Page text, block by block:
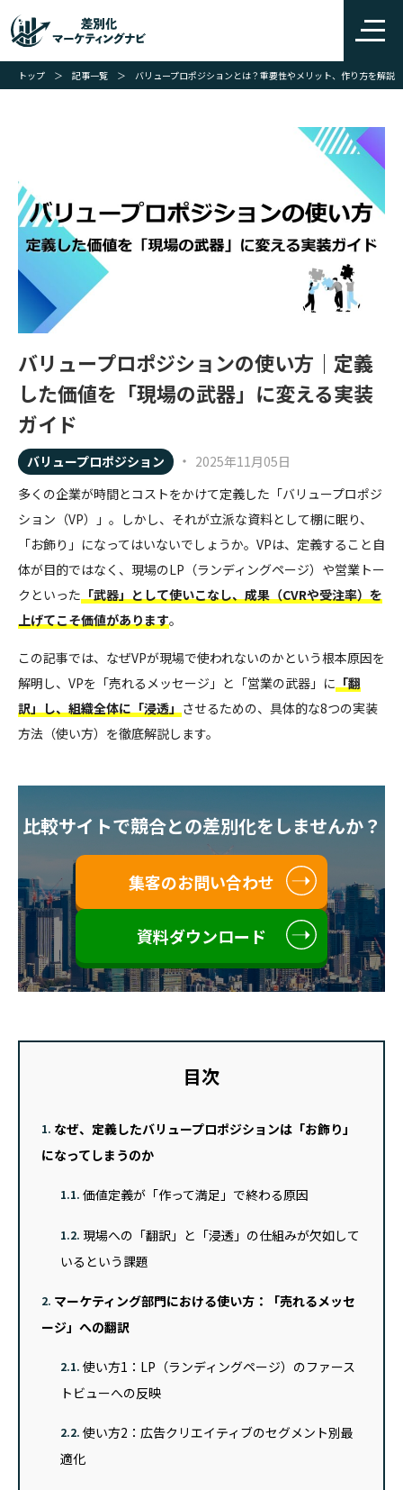
トップ ＞ 記事一覧 ＞ バリュープロポジションとは？重要性やメリット、作り方を解説
バリュープロポジションの使い方｜定義
した価値を「現場の武器」に変える実装
ガイド
バリュープロポジション ・ 2025年11月05日
多くの企業が時間とコストをかけて定義した「バリュープロポジ
ション（VP）」。しかし、それが立派な資料として棚に眠り、
「お飾り」になってはいないでしょうか。VPは、定義すること自
体が目的ではなく、現場のLP（ランディングページ）や営業トー
クといった 「武器」として使いこなし、成果（CVRや受注率）を
上げてこそ価値があります。
この記事では、なぜVPが現場で使われないのかという根本原因を
解明し、VPを「売れるメッセージ」と「営業の武器」に 「翻
訳」し、組織全体に「浸透」 させるための、具体的な8つの実装
方法（使い方）を徹底解説します。
比較サイトで競合との差別化をしませんか？
集客のお問い合わせ
資料ダウンロード
目次
1. なぜ、定義したバリュープロポジションは「お飾り」
になってしまうのか
1.1. 価値定義が「作って満足」で終わる原因
1.2. 現場への「翻訳」と「浸透」の仕組みが欠如して
いるという課題
2. マーケティング部門における使い方：「売れるメッセ
ージ」への翻訳
2.1. 使い方1：LP（ランディングページ）のファース
トビューへの反映
2.2. 使い方2：広告クリエイティブのセグメント別最
適化